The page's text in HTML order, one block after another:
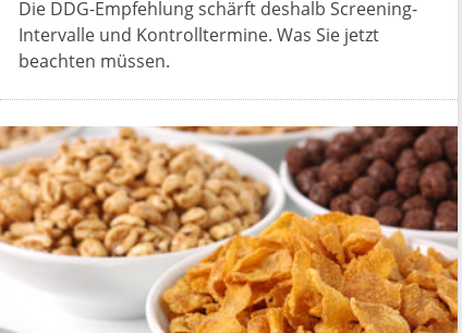
Die DDG-Empfehlung schärft deshalb Screening-
Intervalle und Kontrolltermine. Was Sie jetzt
beachten müssen.